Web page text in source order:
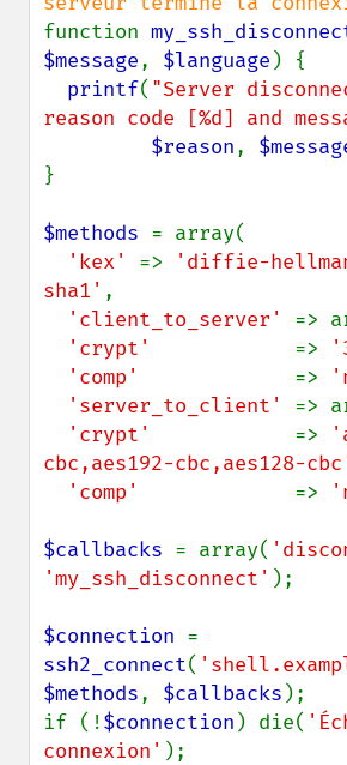
function
$message, $language ) {
printf( "Server
reason code [%d] and
$reason,
}
$methods = array(
'kex' =>
'diffie-
sha1' ,
'client_to_server' =>
'crypt' =>
'comp' =>
'server_to_client' =>
'crypt' =>
cbc,aes192-cbc,aes128-
'comp' =>
$callbacks = array(
'my_ssh_disconnect' );
$connection
ssh2_connect(
$methods, $callbacks );
if (!$connection ) die(
connexion'